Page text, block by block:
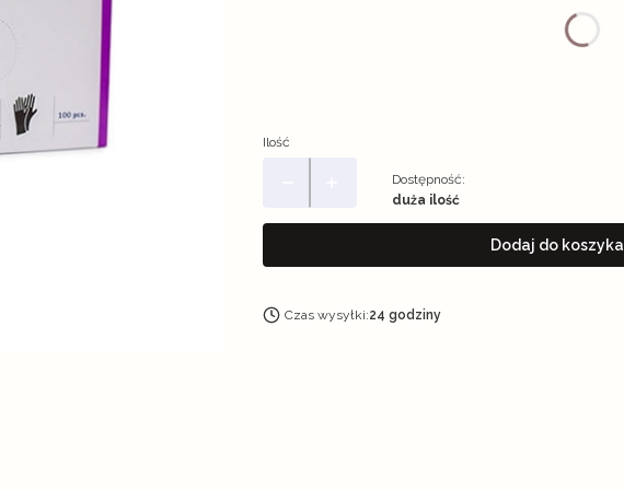
Ilość
Dostępność:
duża ilość
Dodaj do koszyka
Czas wysyłki:24 godziny